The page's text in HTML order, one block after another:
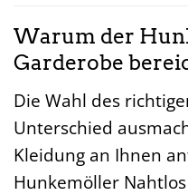
Warum der
Garderobe
Die Wahl des
Unterschied
Kleidung an Ihnen
Hunkemöller